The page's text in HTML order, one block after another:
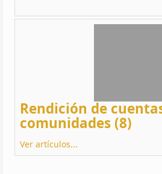
Rendición de
comunidades (8)
Ver artículos...